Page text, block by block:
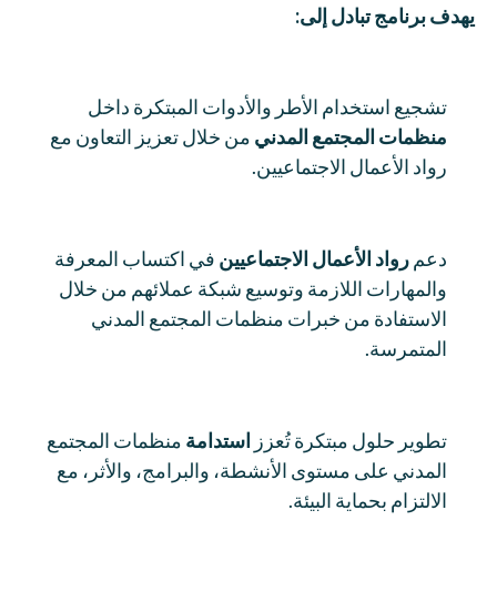
يهدف برنامج تبادل إلى:
تشجيع استخدام الأطر والأدوات المبتكرة داخل
منظمات المجتمع المدني من خلال تعزيز التعاون مع
رواد الأعمال الاجتماعيين.
دعم رواد الأعمال الاجتماعيين في اكتساب المعرفة
والمهارات اللازمة وتوسيع شبكة عملائهم من خلال
الاستفادة من خبرات منظمات المجتمع المدني
المتمرسة.
تطوير حلول مبتكرة تُعزز استدامة منظمات المجتمع
المدني على مستوى الأنشطة، والبرامج، والأثر، مع
الالتزام بحماية البيئة.